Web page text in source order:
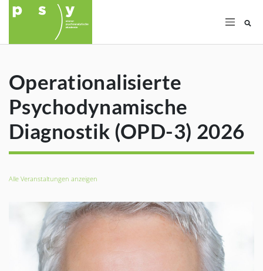
Operationalisierte
Psychodynamische
Diagnostik (OPD-3) 2026
Alle Veranstaltungen anzeigen